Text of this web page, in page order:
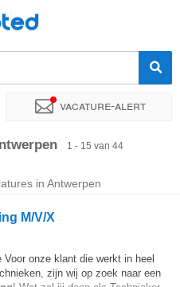
Vacature-alert
Bedrijf Uitzendbureau
1 - 15 van 44
in Antwerpen
M/V/X
onze klant die werkt in heel
zijn wij op zoek naar een